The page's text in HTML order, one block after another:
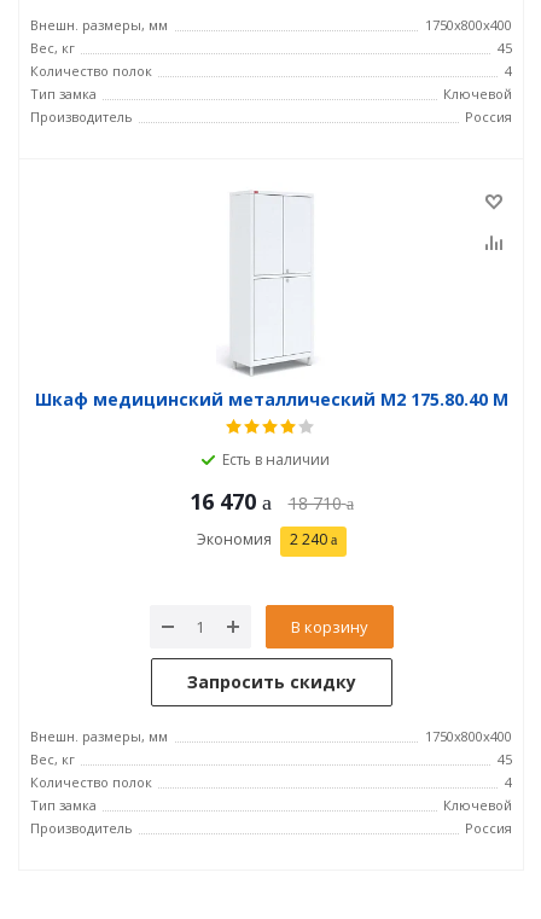
Внешн. размеры, мм
1750х800х400
Вес, кг
45
Количество полок
4
Тип замка
Ключевой
Производитель
Россия
Шкаф медицинский металлический М2 175.80.40 М
Есть в наличии
16 470 18 710
Экономия 2 240
В корзину
Запросить скидку
Внешн. размеры, мм
1750х800х400
Вес, кг
45
Количество полок
4
Тип замка
Ключевой
Производитель
Россия